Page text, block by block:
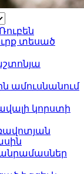
տեսած
ամուսնանում
կորստի